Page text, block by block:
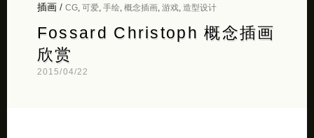
插画/ CG, 可爱, 手绘, 概念插画, 游戏, 造型设计
Fossard Christoph 概念插画
欣赏
2015/04/22